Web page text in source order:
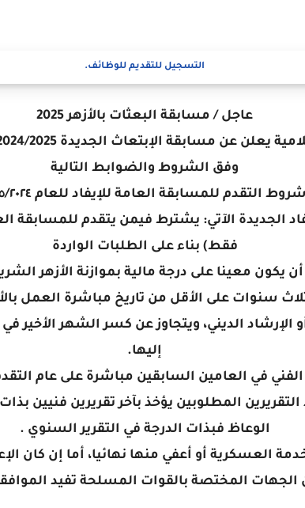
التسجيل للتقديم للوظائف.
عاجل / مسابقة البعثات بالأزهر 2025
وفق الشروط والضوابط التالية
شروط التقدم للمسابقة العامة للإيفاد للعام ٢٠٢٥/٢٠٢٤
الجديدة الآتي: يشترط فيمن يتقدم للمسابقة
فقط) بناء على الطلبات الواردة
أن يكون معينا على درجة مالية بموازنة الأزهر
سنوات على الأقل من تاريخ مباشرة العمل
الإرشاد الديني، ويتجاوز عن كسر الشهر
إليها.
المطلوبين يؤخذ بآخر تقريرين فنيين
الوعاظ فبذات الدرجة في التقرير السنوي .
العسكرية أو أعفي منها نهائيا، أما إن كان
المختصة بالقوات المسلحة تفيد